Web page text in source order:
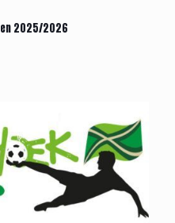
2025/2026